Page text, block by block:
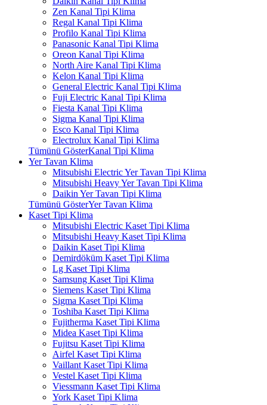
Zen Kanal Tipi Klima
Regal Kanal Tipi Klima
Profilo Kanal Tipi Klima
Panasonic Kanal Tipi Klima
Oreon Kanal Tipi Klima
North Aire Kanal Tipi Klima
Kelon Kanal Tipi Klima
General Electric Kanal Tipi Klima
Fuji Electric Kanal Tipi Klima
Fiesta Kanal Tipi Klima
Sigma Kanal Tipi Klima
Esco Kanal Tipi Klima
Electrolux Kanal Tipi Klima
Tümünü GösterKanal Tipi Klima
Yer Tavan Klima
Mitsubishi Electric Yer Tavan Tipi Klima
Mitsubishi Heavy Yer Tavan Tipi Klima
Daikin Yer Tavan Tipi Klima
Tümünü GösterYer Tavan Klima
Kaset Tipi Klima
Mitsubishi Electric Kaset Tipi Klima
Mitsubishi Heavy Kaset Tipi Klima
Daikin Kaset Tipi Klima
Demirdöküm Kaset Tipi Klima
Lg Kaset Tipi Klima
Samsung Kaset Tipi Klima
Siemens Kaset Tipi Klima
Sigma Kaset Tipi Klima
Toshiba Kaset Tipi Klima
Fujitherma Kaset Tipi Klima
Midea Kaset Tipi Klima
Fujitsu Kaset Tipi Klima
Airfel Kaset Tipi Klima
Vaillant Kaset Tipi Klima
Vestel Kaset Tipi Klima
Viessmann Kaset Tipi Klima
York Kaset Tipi Klima